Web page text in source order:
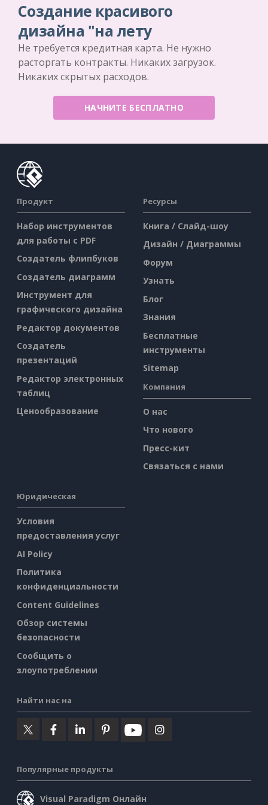
Создание красивого
дизайна "на лету
Не требуется кредитная карта. Не нужно
расторгать контракты. Никаких загрузок.
Никаких скрытых расходов.
НАЧНИТЕ БЕСПЛАТНО
Продукт
Набор инструментов
для работы с PDF
Создатель флипбуков
Создатель диаграмм
Инструмент для
графического дизайна
Редактор документов
Создатель
презентаций
Редактор электронных
таблиц
Ценообразование
Ресурсы
Книга / Слайд-шоу
Дизайн / Диаграммы
Форум
Узнать
Блог
Знания
Бесплатные
инструменты
Sitemap
Компания
О нас
Что нового
Пресс-кит
Связаться с нами
Юридическая
Условия
предоставления услуг
AI Policy
Политика
конфиденциальности
Content Guidelines
Обзор системы
безопасности
Сообщить о
злоупотреблении
Найти нас на
Популярные продукты
Visual Paradigm Онлайн